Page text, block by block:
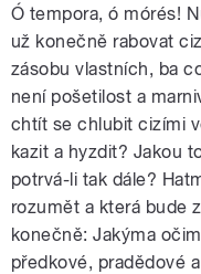
Ó tempora, ó mórés!
už konečně rabovat
zásobu vlastních, ba
není pošetilost a
chtít se chlubit cizími
kazit a hyzdit? Jakou
potrvá-li tak dále?
rozumět a která bude
konečně: Jakýma
předkové, pradědové